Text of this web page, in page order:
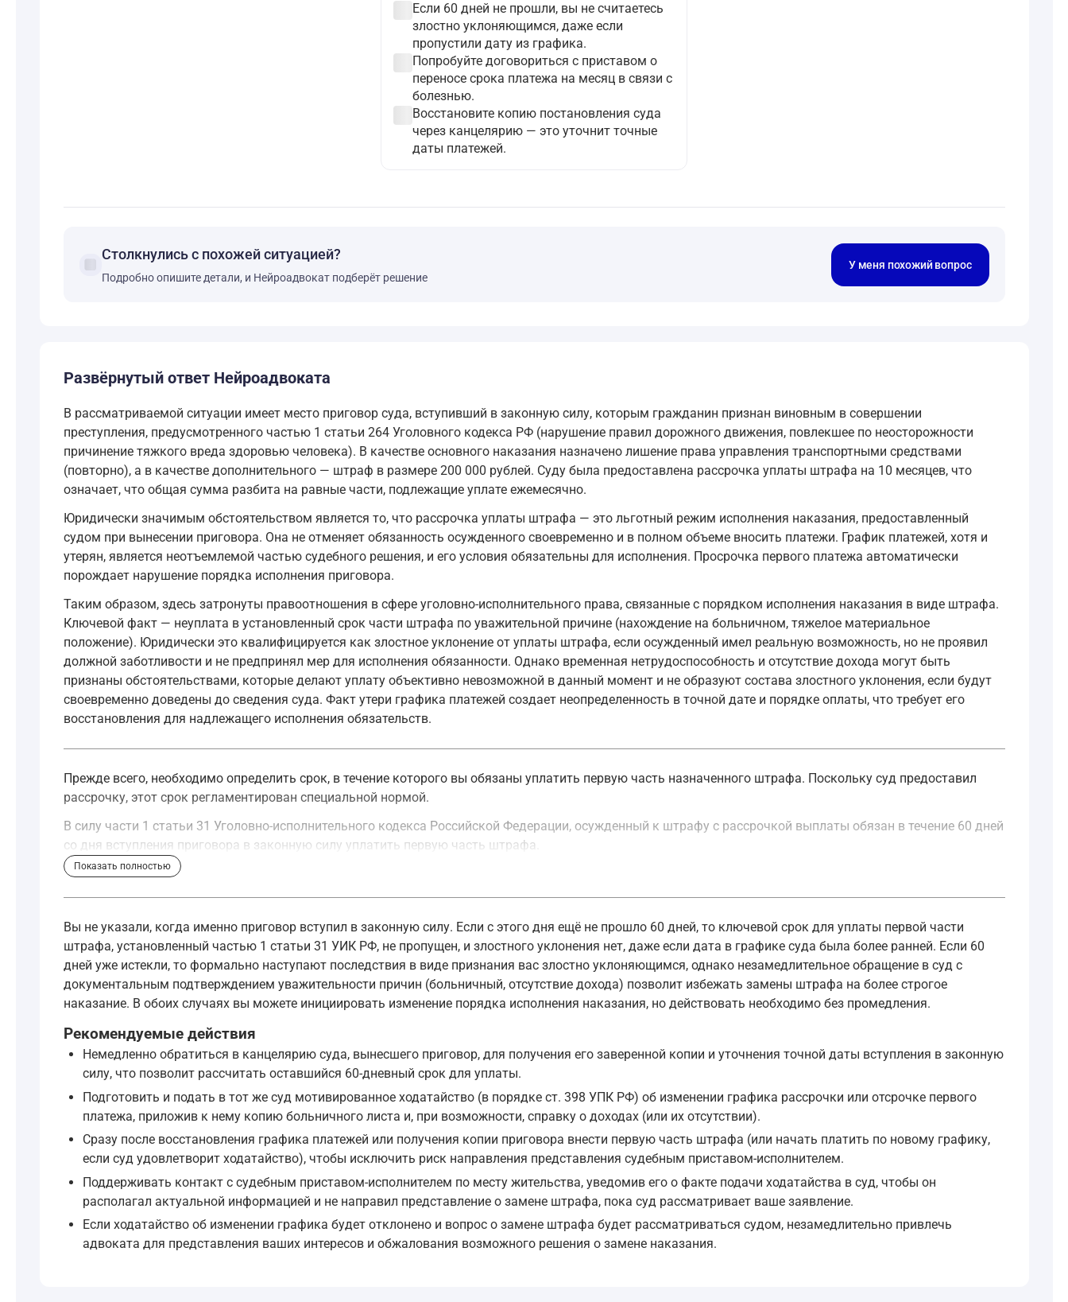
Если 60 дней не прошли, вы не считаетесь
злостно уклоняющимся, даже если
пропустили дату из графика.
Попробуйте договориться с приставом о
переносе срока платежа на месяц в связи с
болезнью.
Восстановите копию постановления суда
через канцелярию — это уточнит точные
даты платежей.
forum Столкнулись с похожей ситуацией?
Подробно опишите детали, и Нейроадвокат подберёт решение
У меня похожий вопрос
Развёрнутый ответ Нейроадвоката
В рассматриваемой ситуации имеет место приговор суда, вступивший в законную силу, которым гражданин признан виновным в совершении
преступления, предусмотренного частью 1 статьи 264 Уголовного кодекса РФ (нарушение правил дорожного движения, повлекшее по неосторожности
причинение тяжкого вреда здоровью человека). В качестве основного наказания назначено лишение права управления транспортными средствами
(повторно), а в качестве дополнительного — штраф в размере 200 000 рублей. Суду была предоставлена рассрочка уплаты штрафа на 10 месяцев, что
означает, что общая сумма разбита на равные части, подлежащие уплате ежемесячно.
Юридически значимым обстоятельством является то, что рассрочка уплаты штрафа — это льготный режим исполнения наказания, предоставленный
судом при вынесении приговора. Она не отменяет обязанность осужденного своевременно и в полном объеме вносить платежи. График платежей, хотя и
утерян, является неотъемлемой частью судебного решения, и его условия обязательны для исполнения. Просрочка первого платежа автоматически
порождает нарушение порядка исполнения приговора.
Таким образом, здесь затронуты правоотношения в сфере уголовно-исполнительного права, связанные с порядком исполнения наказания в виде штрафа.
Ключевой факт — неуплата в установленный срок части штрафа по уважительной причине (нахождение на больничном, тяжелое материальное
положение). Юридически это квалифицируется как злостное уклонение от уплаты штрафа, если осужденный имел реальную возможность, но не проявил
должной заботливости и не предпринял мер для исполнения обязанности. Однако временная нетрудоспособность и отсутствие дохода могут быть
признаны обстоятельствами, которые делают уплату объективно невозможной в данный момент и не образуют состава злостного уклонения, если будут
своевременно доведены до сведения суда. Факт утери графика платежей создает неопределенность в точной дате и порядке оплаты, что требует его
восстановления для надлежащего исполнения обязательств.
Прежде всего, необходимо определить срок, в течение которого вы обязаны уплатить первую часть назначенного штрафа. Поскольку суд предоставил
рассрочку, этот срок регламентирован специальной нормой.
В силу части 1 статьи 31 Уголовно-исполнительного кодекса Российской Федерации, осужденный к штрафу с рассрочкой выплаты обязан в течение 60 дней
со дня вступления приговора в законную силу уплатить первую часть штрафа.
Поскольку постановление суда было вынесено месяц назад, 60-дневный срок для внесения первого платежа ещё не истёк. Однако если в постановлении был
Если же 60-дневный срок истёк, а платеж не внесён, наступают последствия, связанные с признанием вас злостно уклоняющимся от уплаты штрафа.
Статья 32 Уголовно-исполнительного кодекса Российской Федерации определяет, что злостно уклоняющимся признаётся осуждённый, не уплативший штраф либо
Злостно уклоняющимся от уплаты штрафа признается осужденный, не уплативший штраф либо часть штрафа в установленный частями первой и третьей статьи
—Уголовно-исполнительный кодекс Российской Федерации, ст. 32
В таком случае судебный пристав-исполнитель обязан направить в суд представление о замене штрафа другим видом наказания. Данный вопрос
Согласно части 5 статьи 46 УК РФ (цитата не приведена в контексте, но именно на неё ссылается ст. 32 УИК РФ), при злостном уклонении от уплаты штрафа,
Вопросы, подлежащие рассмотрению судом при исполнении приговора
...
2) о замене наказания в случае злостного уклонения от его отбывания:
Показать полностью
Вы не указали, когда именно приговор вступил в законную силу. Если с этого дня ещё не прошло 60 дней, то ключевой срок для уплаты первой части
штрафа, установленный частью 1 статьи 31 УИК РФ, не пропущен, и злостного уклонения нет, даже если дата в графике суда была более ранней. Если 60
дней уже истекли, то формально наступают последствия в виде признания вас злостно уклоняющимся, однако незамедлительное обращение в суд с
документальным подтверждением уважительности причин (больничный, отсутствие дохода) позволит избежать замены штрафа на более строгое
наказание. В обоих случаях вы можете инициировать изменение порядка исполнения наказания, но действовать необходимо без промедления.
Рекомендуемые действия
Немедленно обратиться в канцелярию суда, вынесшего приговор, для получения его заверенной копии и уточнения точной даты вступления в законную
силу, что позволит рассчитать оставшийся 60-дневный срок для уплаты.
Подготовить и подать в тот же суд мотивированное ходатайство (в порядке ст. 398 УПК РФ) об изменении графика рассрочки или отсрочке первого
платежа, приложив к нему копию больничного листа и, при возможности, справку о доходах (или их отсутствии).
Сразу после восстановления графика платежей или получения копии приговора внести первую часть штрафа (или начать платить по новому графику,
если суд удовлетворит ходатайство), чтобы исключить риск направления представления судебным приставом-исполнителем.
Поддерживать контакт с судебным приставом-исполнителем по месту жительства, уведомив его о факте подачи ходатайства в суд, чтобы он
располагал актуальной информацией и не направил представление о замене штрафа, пока суд рассматривает ваше заявление.
Если ходатайство об изменении графика будет отклонено и вопрос о замене штрафа будет рассматриваться судом, незамедлительно привлечь
адвоката для представления ваших интересов и обжалования возможного решения о замене наказания.